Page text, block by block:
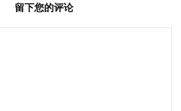
留下您的评论